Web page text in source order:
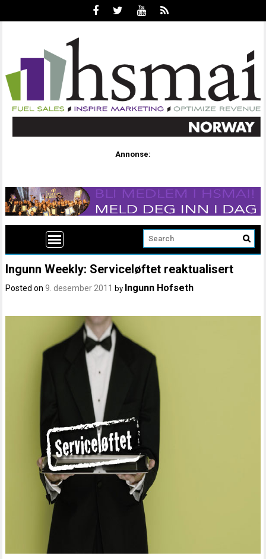
Annonse:
Ingunn Weekly: Serviceløftet reaktualisert
Posted on9. desember 2011 by Ingunn Hofseth